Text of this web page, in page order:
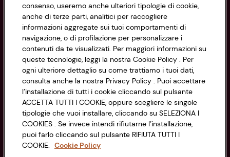
Cookie Policy
Impostazioni Cookie
Accessibilità
CONAD SOCIETÀ COOPERATIVA
Via Michelino, 59 | 40127 BOLOGNA
Codice Fiscale e Registro Imprese
di Bologna 00865960157
PARTITA IVA 03320960374
Servizio clienti
Seguici sui Social:
consenso, useremo anche ulteriori tipologie di cookie,
anche di terze parti, analitici per raccogliere
informazioni aggregate sui tuoi comportamenti di
navigazione, o di profilazione per personalizzare i
contenuti da te visualizzati. Per maggiori informazioni su
queste tecnologie, leggi la nostra Cookie Policy . Per
ogni ulteriore dettaglio su come trattiamo i tuoi dati,
consulta anche la nostra Privacy Policy . Puoi accettare
l’installazione di tutti i cookie cliccando sul pulsante
ACCETTA TUTTI I COOKIE, oppure scegliere le singole
tipologie che vuoi installare, cliccando su SELEZIONA I
COOKIES . Se invece intendi rifiutarne l’installazione,
puoi farlo cliccando sul pulsante RIFIUTA TUTTI I
COOKIE. Cookie Policy